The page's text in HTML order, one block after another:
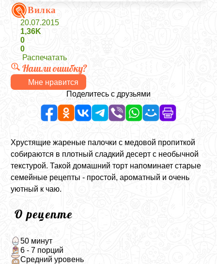
Вилка
20.07.2015
1,36K
0
0
Распечатать
Нашли ошибку?
Мне нравится
Поделитесь с друзьями
Хрустящие жареные палочки с медовой пропиткой
собираются в плотный сладкий десерт с необычной
текстурой. Такой домашний торт напоминает старые
семейные рецепты - простой, ароматный и очень
уютный к чаю.
О рецепте
50 минут
6 - 7 порций
Средний уровень